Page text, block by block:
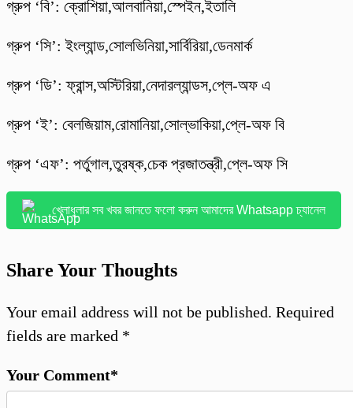
গ্রুপ ‘বি’: ক্রোশিয়া,আলবানিয়া,স্পেইন,ইতালি
গ্রুপ ‘সি’: ইংল্যান্ড,সোলভিনিয়া,সার্বিরিয়া,ডেনমার্ক
গ্রুপ ‘ডি’: ফ্রান্স,অস্টিরিয়া,নেদারল্যান্ডস,প্লে-অফ এ
গ্রুপ ‘ই’: বেলজিয়াম,রোমানিয়া,সোল্ভাকিয়া,প্লে-অফ বি
গ্রুপ ‘এফ’: পর্তুগাল,তুরষ্ক,চেক প্রজাতন্ত্রী,প্লে-অফ সি
খেলাধুলার সব খবর জানতে ফলো করুন আমাদের Whatsapp চ্যানেল
Share Your Thoughts
Your email address will not be published. Required
fields are marked *
Your Comment*